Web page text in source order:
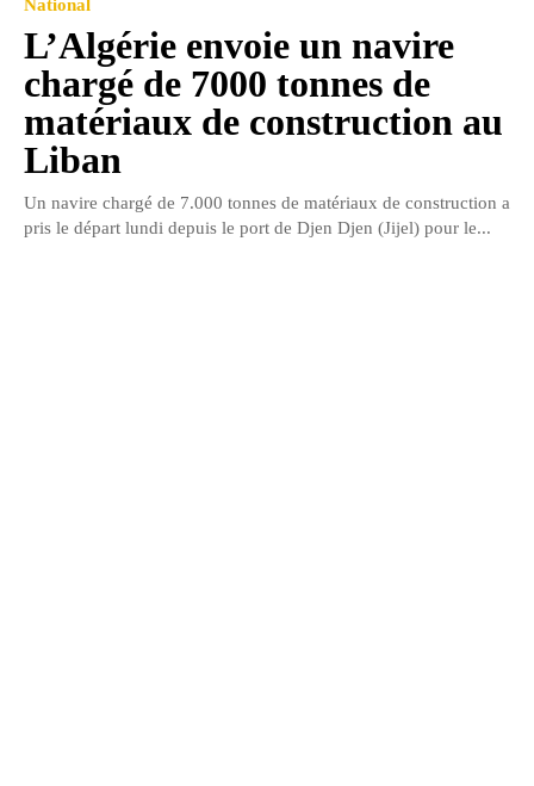
National
L’Algérie envoie un navire
chargé de 7000 tonnes de
matériaux de construction au
Liban
Un navire chargé de 7.000 tonnes de matériaux de construction a
pris le départ lundi depuis le port de Djen Djen (Jijel) pour le...